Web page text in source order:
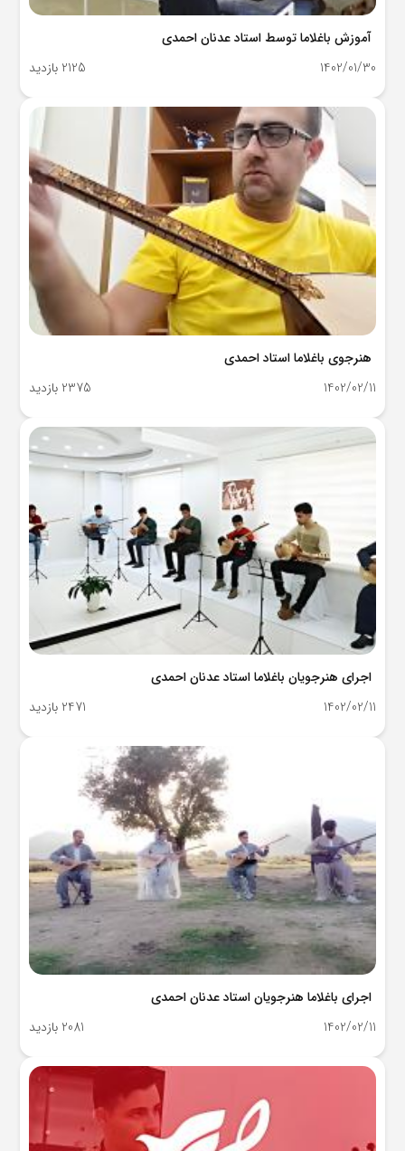
آموزش باغلاما توسط استاد عدنان احمدی
2125 بازدید
1402/01/30
هنرجوی باغلاما استاد احمدی
2375 بازدید
1402/02/11
اجرای هنرجویان باغلاما استاد عدنان احمدی
2471 بازدید
1402/02/11
اجرای باغلاما هنرجویان استاد عدنان احمدی
2081 بازدید
1402/02/11